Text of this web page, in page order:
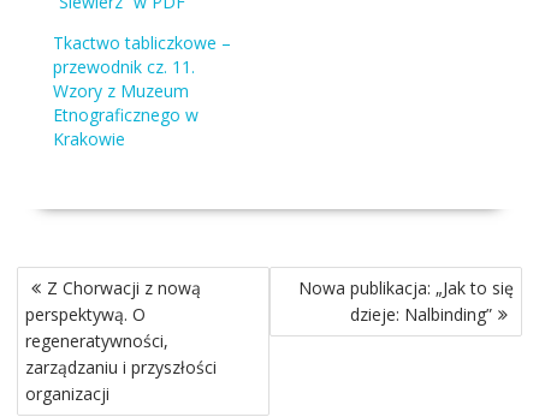
Tkactwo tabliczkowe –
przewodnik cz. 11.
Wzory z Muzeum
Etnograficznego w
Krakowie
Nawigacja
wpisu
Z Chorwacji z nową
perspektywą. O
regeneratywności,
zarządzaniu i przyszłości
organizacji
Nowa publikacja: „Jak to się
dzieje: Nalbinding”